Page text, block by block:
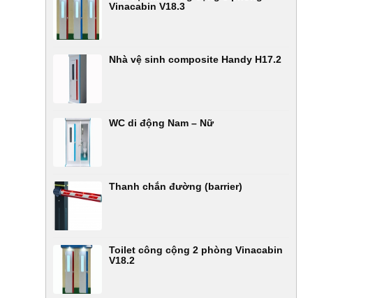
Vinacabin V18.3
Nhà vệ sinh composite Handy H17.2
WC di động Nam – Nữ
Thanh chắn đường (barrier)
Toilet công cộng 2 phòng Vinacabin
V18.2